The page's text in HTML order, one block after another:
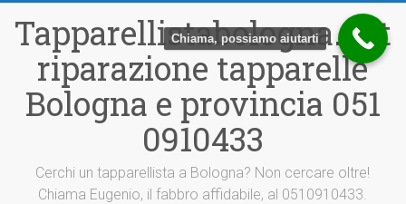
contenuto
Tapparellistabologna.net
riparazione tapparelle
Bologna e provincia 051
0910433
Cerchi un tapparellista a Bologna? Non cercare oltre!
Chiama Eugenio, il fabbro affidabile, al 0510910433.
Chiama, possiamo aiutarti